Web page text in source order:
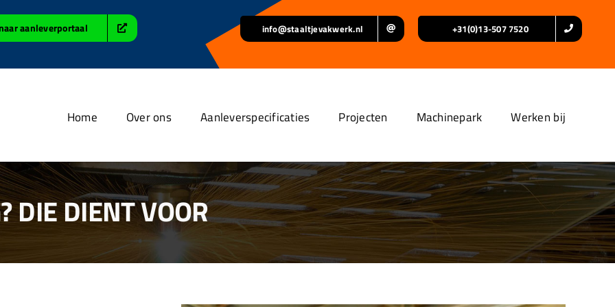
aanleverportaal info@staaltjevakwerk.nl +31(0)13-507 7520
Home Over ons Aanleverspecificaties Projecten Machinepark Werken bij
DIE DIENT VOOR